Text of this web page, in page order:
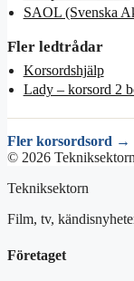
SAOL (Svenska
Fler ledtrådar
Korsordshjälp
Lady – korsord 2
Fler korsordsord →
© 2026 Tekniksektorn
Tekniksektorn
Film, tv,
Företaget